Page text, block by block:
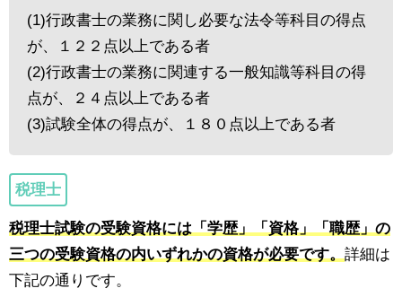
(1)行政書士の業務に関し必要な法令等科目の得点
が、１２２点以上である者
(2)行政書士の業務に関連する一般知識等科目の得
点が、２４点以上である者
(3)試験全体の得点が、１８０点以上である者
税理士
税理士試験の受験資格には「学歴」「資格」「職歴」の
三つの受験資格の内いずれかの資格が必要です。 詳細は
下記の通りです。